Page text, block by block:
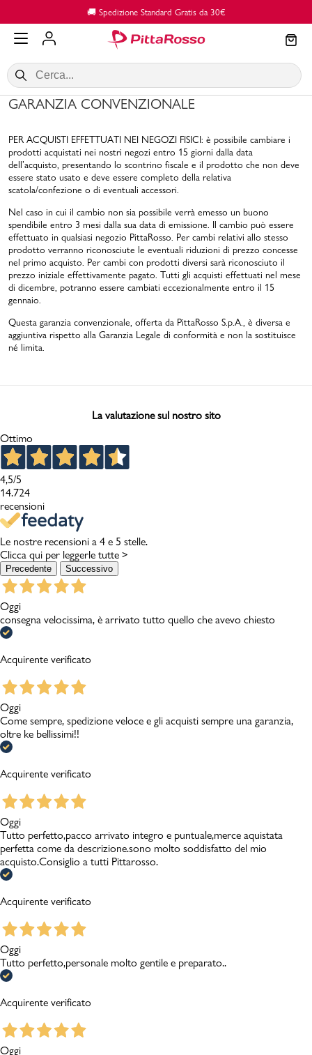
Vai al contenuto principale🚚 Spedizione Standard Gratis da 30€
Uomo Bambino
Sport
Marchi
Accedi | Registrati
Carrello
Promo & News
negozi
contatti
GARANZIA CONVENZIONALE
PER ACQUISTI EFFETTUATI NEI NEGOZI FISICI: è possibile cambiare i
prodotti acquistati nei nostri negozi entro 15 giorni dalla data
dell’acquisto, presentando lo scontrino fiscale e il prodotto che non deve
essere stato usato e deve essere completo della relativa
scatola/confezione o di eventuali accessori.
Nel caso in cui il cambio non sia possibile verrà emesso un buono
spendibile entro 3 mesi dalla sua data di emissione. Il cambio può essere
effettuato in qualsiasi negozio PittaRosso. Per cambi relativi allo stesso
prodotto verranno riconosciute le eventuali riduzioni di prezzo concesse
nel primo acquisto. Per cambi con prodotti diversi sarà riconosciuto il
prezzo iniziale effettivamente pagato. Tutti gli acquisti effettuati nel mese
di dicembre, potranno essere cambiati eccezionalmente entro il 15
gennaio.
Questa garanzia convenzionale, offerta da PittaRosso S.p.A., è diversa e
aggiuntiva rispetto alla Garanzia Legale di conformità e non la sostituisce
né limita.
La valutazione sul nostro sito
Ottimo
4,5/5
14.724
recensioni
Le nostre recensioni a 4 e 5 stelle.
Clicca qui per leggerle tutte >
Precedente Successivo
Oggi
consegna velocissima, è arrivato tutto quello che avevo chiesto
Acquirente verificato
Oggi
Come sempre, spedizione veloce e gli acquisti sempre una garanzia,
oltre ke bellissimi!!
Acquirente verificato
Oggi
Tutto perfetto,pacco arrivato integro e puntuale,merce aquistata
perfetta come da descrizione.sono molto soddisfatto del mio
acquisto.Consiglio a tutti Pittarosso.
Acquirente verificato
Oggi
Tutto perfetto,personale molto gentile e preparato..
Acquirente verificato
Oggi